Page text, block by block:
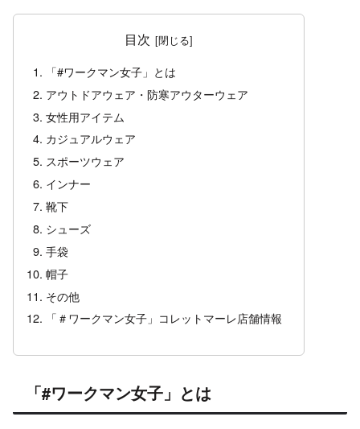
目次
「#ワークマン女子」とは
アウトドアウェア・防寒アウターウェア
女性用アイテム
カジュアルウェア
スポーツウェア
インナー
靴下
シューズ
手袋
帽子
その他
「＃ワークマン女子」コレットマーレ店舗情報
「#ワークマン女子」とは